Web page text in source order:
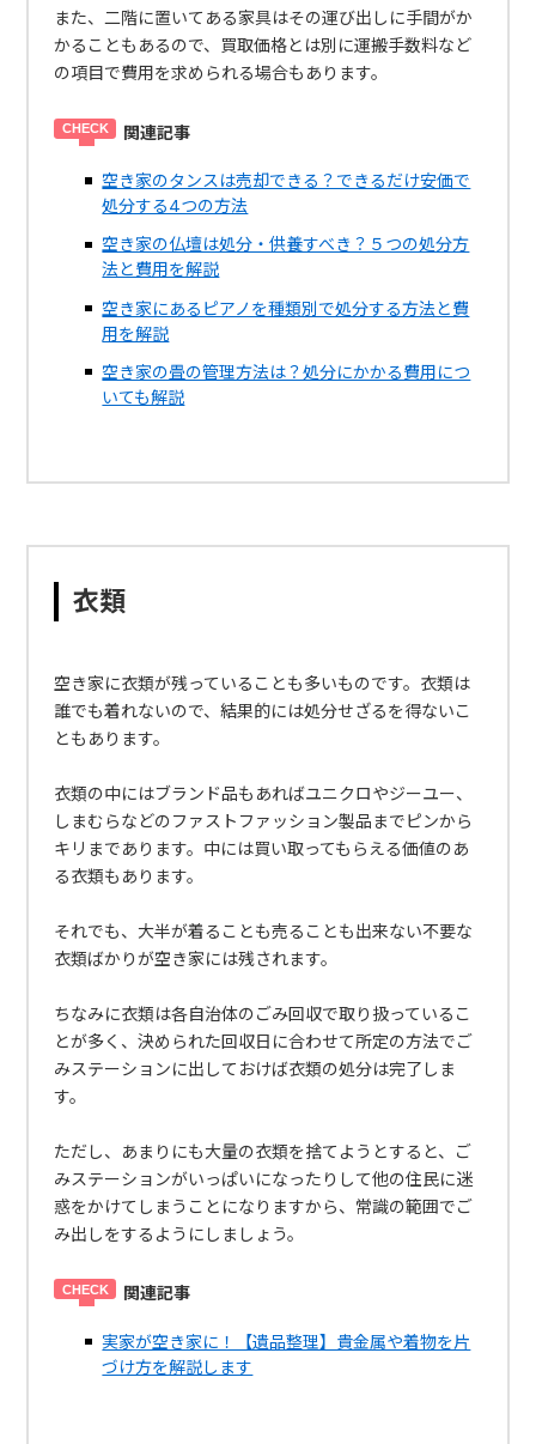
また、二階に置いてある家具はその運び出しに手間がか
かることもあるので、買取価格とは別に運搬手数料など
の項目で費用を求められる場合もあります。
関連記事
空き家のタンスは売却できる？できるだけ安価で
処分する4つの方法
空き家の仏壇は処分・供養すべき？５つの処分方
法と費用を解説
空き家にあるピアノを種類別で処分する方法と費
用を解説
空き家の畳の管理方法は？処分にかかる費用につ
いても解説
衣類
空き家に衣類が残っていることも多いものです。衣類は
誰でも着れないので、結果的には処分せざるを得ないこ
ともあります。
衣類の中にはブランド品もあればユニクロやジーユー、
しまむらなどのファストファッション製品までピンから
キリまであります。中には買い取ってもらえる価値のあ
る衣類もあります。
それでも、大半が着ることも売ることも出来ない不要な
衣類ばかりが空き家には残されます。
ちなみに衣類は各自治体のごみ回収で取り扱っているこ
とが多く、決められた回収日に合わせて所定の方法でご
みステーションに出しておけば衣類の処分は完了しま
す。
ただし、あまりにも大量の衣類を捨てようとすると、ご
みステーションがいっぱいになったりして他の住民に迷
惑をかけてしまうことになりますから、常識の範囲でご
み出しをするようにしましょう。
関連記事
実家が空き家に！【遺品整理】貴金属や着物を片
づけ方を解説します